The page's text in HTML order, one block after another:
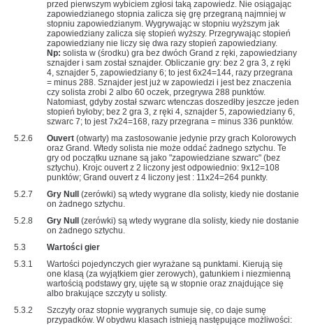
przed pierwszym wybiciem zgłosi taką zapowiedz. Nie osiągając
zapowiedzianego stopnia zalicza się grę przegraną najmniej w
stopniu zapowiedzianym. Wygrywając w stopniu wyższym jak
zapowiedziany zalicza się stopień wyższy. Przegrywając stopień
zapowiedziany nie liczy się dwa razy stopień zapowiedziany.
Np: solista w (środku) gra bez dwóch Grand z ręki, zapowiedziany
sznajder i sam został sznajder. Obliczanie gry: bez 2 gra 3, z ręki
4, sznajder 5, zapowiedziany 6; to jest 6x24=144, razy przegrana
= minus 288. Sznajder jest już w zapowiedzi i jest bez znaczenia
czy solista zrobi 2 albo 60 oczek, przegrywa 288 punktów.
Natomiast, gdyby został szwarc wtenczas doszedłby jeszcze jeden
stopień byłoby; bez 2 gra 3, z ręki 4, sznajder 5, zapowiedziany 6,
szwarc 7; to jest 7x24=168, razy przegrana = minus 336 punktów.
5.2.6
Ouvert (otwarty) ma zastosowanie jedynie przy grach Kolorowych
oraz Grand. Wtedy solista nie może oddać żadnego sztychu. Te
gry od początku uznane są jako "zapowiedziane szwarc" (bez
sztychu). Krojc ouvert z 2 liczony jest odpowiednio: 9x12=108
punktów; Grand ouvert z 4 liczony jest : 11x24=264 punkty.
5.2.7
Gry Null
(zerówki) są wtedy wygrane dla solisty, kiedy nie dostanie
on żadnego sztychu.
5.2.8
Gry Null
(zerówki) są wtedy wygrane dla solisty, kiedy nie dostanie
on żadnego sztychu.
5.3
Wartości gier
5.3.1
Wartości pojedynczych gier wyrażane są punktami. Kierują się
one klasą (za wyjątkiem gier zerowych), gatunkiem i niezmienną
wartością podstawy gry, ujęte są w stopnie oraz znajdujące się
albo brakujące szczyty u solisty.
5.3.2
Szczyty oraz stopnie wygranych sumuje się, co daje sumę
przypadków. W obydwu klasach istnieją następujące możliwości: